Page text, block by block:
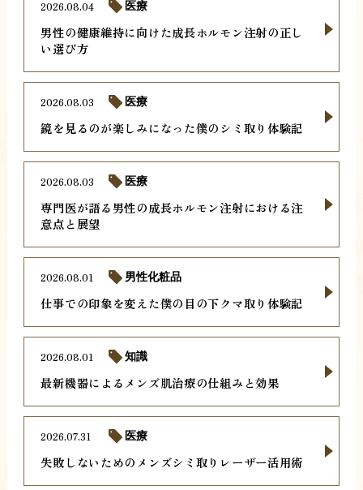
男性の健康維持に向けた成長ホルモン注射の正し
い選び方
2026.08.04 医療
鏡を見るのが楽しみになった僕のシミ取り体験記
2026.08.03 医療
専門医が語る男性の成長ホルモン注射における注
意点と展望
2026.08.03 医療
仕事での印象を変えた僕の目の下クマ取り体験記
2026.08.01 男性化粧品
最新機器によるメンズ肌治療の仕組みと効果
2026.08.01 知識
失敗しないためのメンズシミ取りレーザー活用術
2026.07.31 医療